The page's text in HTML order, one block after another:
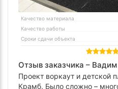
Качество материала
Качество работы
Сроки сдачи объекта
Отзыв заказчика –
Проект воркаут и детской
Крамб. Было сложно –